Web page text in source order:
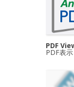
PDF
PDF表